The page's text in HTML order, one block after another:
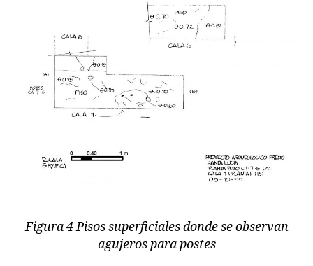
Figura 4 Pisos superficiales donde se observan
agujeros para postes